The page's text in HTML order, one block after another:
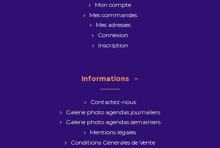
Mon compte
Mes commandes
Mes adresses
Connexion
Inscription
Informations
Contactez-nous
Galerie photo agendas journaliers
Galerie photo agendas semainiers
Mentions légales
Conditions Générales de Vente